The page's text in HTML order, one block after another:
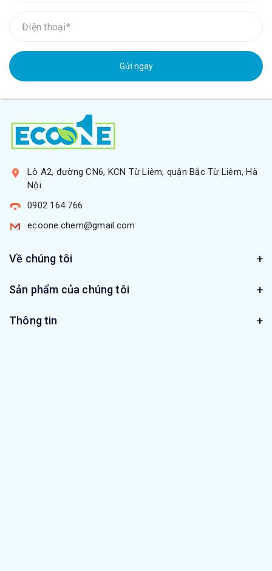
Gửi ngay
Lô A2, đường CN6, KCN Từ Liêm, quận Bắc Từ Liêm, Hà
Nội
0902 164 766
ecoone.chem@gmail.com
Về chúng tôi
Sản phẩm của chúng tôi
Thông tin